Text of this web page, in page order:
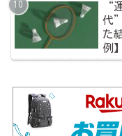
“
代
た
例】